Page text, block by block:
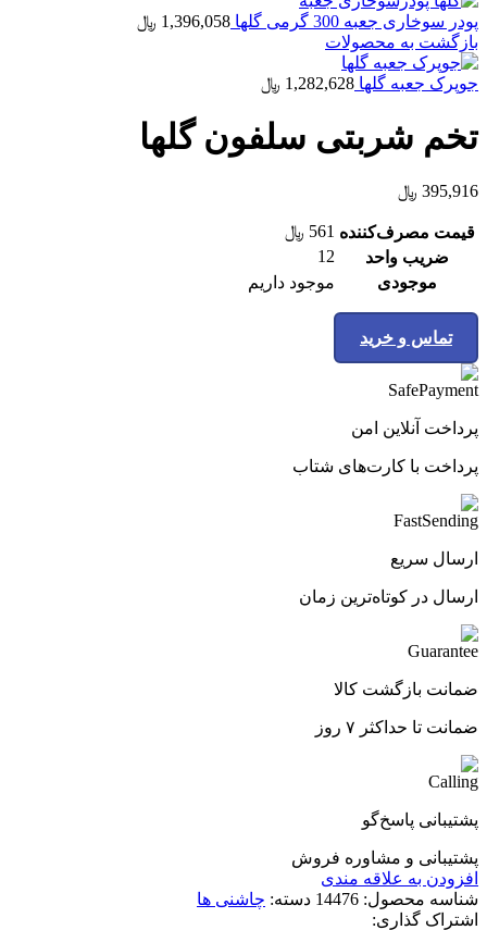
پودر سوخاری جعبه 300 گرمی گلها 1,396,058 ﷼
بازگشت به محصولات
جوپرک جعبه گلها 1,282,628 ﷼
تخم شربتی سلفون گلها
395,916 ﷼
قیمت مصرف‌کننده 561 ﷼
ضریب واحد
12
موجودی
موجود داریم
تماس و خرید
پرداخت آنلاین امن
پرداخت با کارت‌های شتاب
ارسال سریع
ارسال در کوتاه‌ترین زمان
ضمانت بازگشت کالا
ضمانت تا حداکثر ۷ روز
پشتیبانی پاسخ‌گو
پشتیبانی و مشاوره فروش
افزودن به علاقه مندی
شناسه محصول: 14476 دسته: چاشنی ها
اشتراک گذاری: